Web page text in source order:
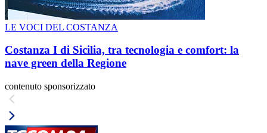
LE VOCI DEL COSTANZA
Costanza I di Sicilia, tra tecnologia e comfort: la
nave green della Regione
contenuto sponsorizzato